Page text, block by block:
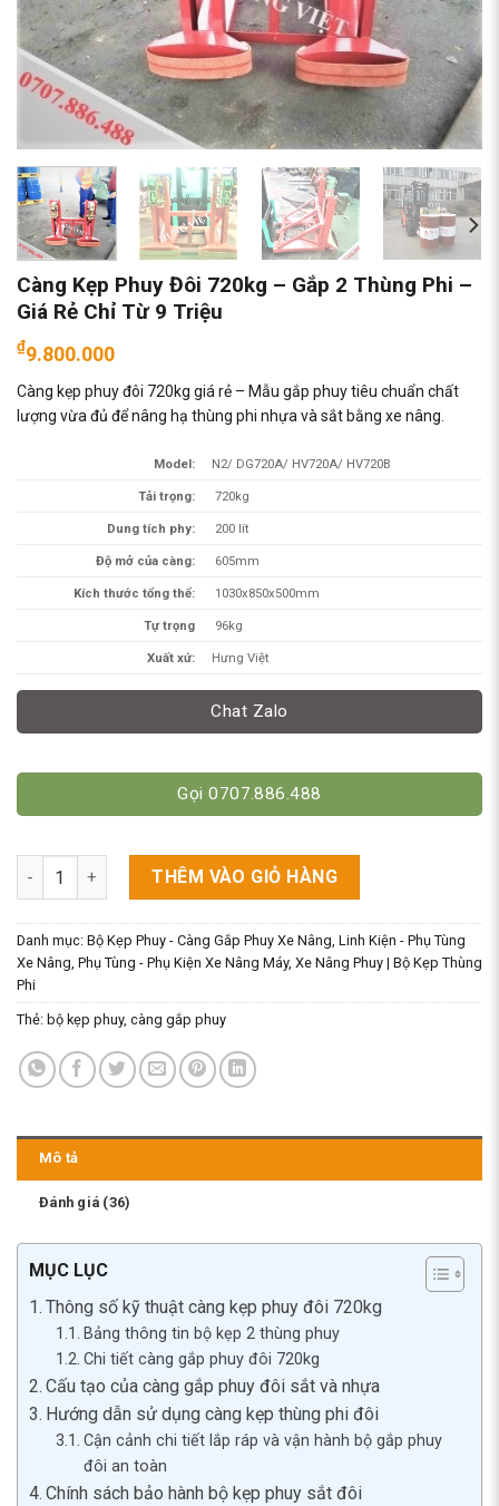
Càng Kẹp Phuy Đôi 720kg – Gắp 2 Thùng Phi –
Giá Rẻ Chỉ Từ 9 Triệu
₫9.800.000
Càng kẹp phuy đôi 720kg giá rẻ – Mẫu gắp phuy tiêu chuẩn chất
lượng vừa đủ để nâng hạ thùng phi nhựa và sắt bằng xe nâng.
Model: N2/ DG720A/ HV720A/ HV720B
Tải trọng: 720kg
Dung tích phy: 200 lít
Độ mở của càng: 605mm
Kích thước tổng thể: 1030x850x500mm
Tự trọng 96kg
Xuất xứ: Hưng Việt
Chat Zalo
Gọi 0707.886.488
Càng Kẹp Phuy Đôi 720kg - Gắp 2 Thùng Phi - Giá Rẻ Chỉ Từ
THÊM VÀO GIỎ HÀNG
Danh mục: Bộ Kẹp Phuy - Càng Gắp Phuy Xe Nâng, Linh Kiện - Phụ Tùng
Xe Nâng, Phụ Tùng - Phụ Kiện Xe Nâng Máy, Xe Nâng Phuy | Bộ Kẹp Thùng
Phi
Thẻ: bộ kẹp phuy, càng gắp phuy
Mô tả
Đánh giá (36)
MỤC LỤC
Thông số kỹ thuật càng kẹp phuy đôi 720kg
Bảng thông tin bộ kẹp 2 thùng phuy
Chi tiết càng gắp phuy đôi 720kg
Cấu tạo của càng gắp phuy đôi sắt và nhựa
Hướng dẫn sử dụng càng kẹp thùng phi đôi
Cận cảnh chi tiết lắp ráp và vận hành bộ gắp phuy
đôi an toàn
Chính sách bảo hành bộ kẹp phuy sắt đôi